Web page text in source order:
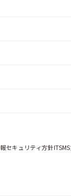
セキュリティ方針